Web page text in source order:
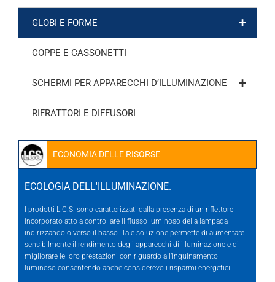
+
GLOBI E FORME
COPPE E CASSONETTI
+
SCHERMI PER APPARECCHI D’ILLUMINAZIONE
RIFRATTORI E DIFFUSORI
ECONOMIA DELLE RISORSE
ECOLOGIA DELL'ILLUMINAZIONE.
I prodotti L.C.S. sono caratterizzati dalla presenza di un riflettore
incorporato atto a controllare il flusso luminoso della lampada
indirizzandolo verso il basso. Tale soluzione permette di aumentare
sensibilmente il rendimento degli apparecchi di illuminazione e di
migliorare le loro prestazioni con riguardo all’inquinamento
luminoso consentendo anche considerevoli risparmi energetici.